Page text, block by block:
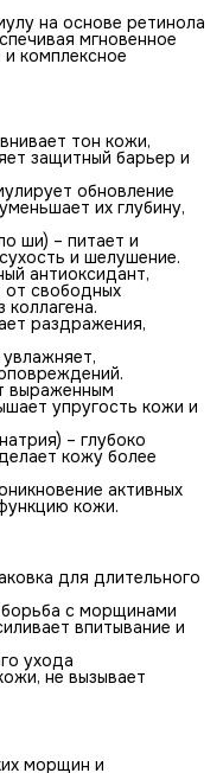
на основе ретинола
мгновенное
комплексное
тон кожи,
защитный барьер и
обновление
их глубину,
ши) – питает и
и шелушение.
антиоксидант,
свободных
коллагена.
раздражения,
выраженным
упругость кожи и
– глубоко
кожу более
активных
кожи.
для длительного
с морщинами
впитывание и
ухода
не вызывает
морщин и